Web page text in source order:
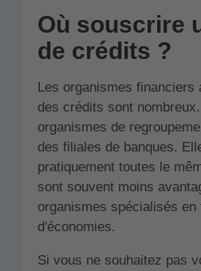
Où souscrire
de crédits ?
Les organismes financiers
des crédits sont
organismes de
des filiales de banques.
pratiquement toutes le
sont souvent moins
organismes spécialisés en
d'économies.
Si vous ne souhaitez pas